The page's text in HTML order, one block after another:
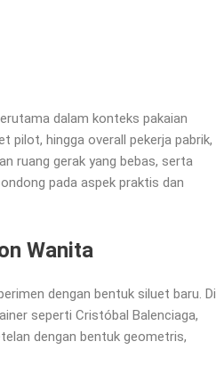
dalam konteks pakaian
pilot, hingga overall pekerja pabrik,
ruang gerak yang bebas, serta
pada aspek praktis dan
Wanita
dengan bentuk siluet baru. Di
seperti Cristóbal Balenciaga,
dengan bentuk geometris,